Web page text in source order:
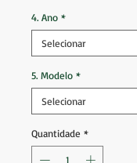
4. Ano *
5. Modelo *
Quantidade *